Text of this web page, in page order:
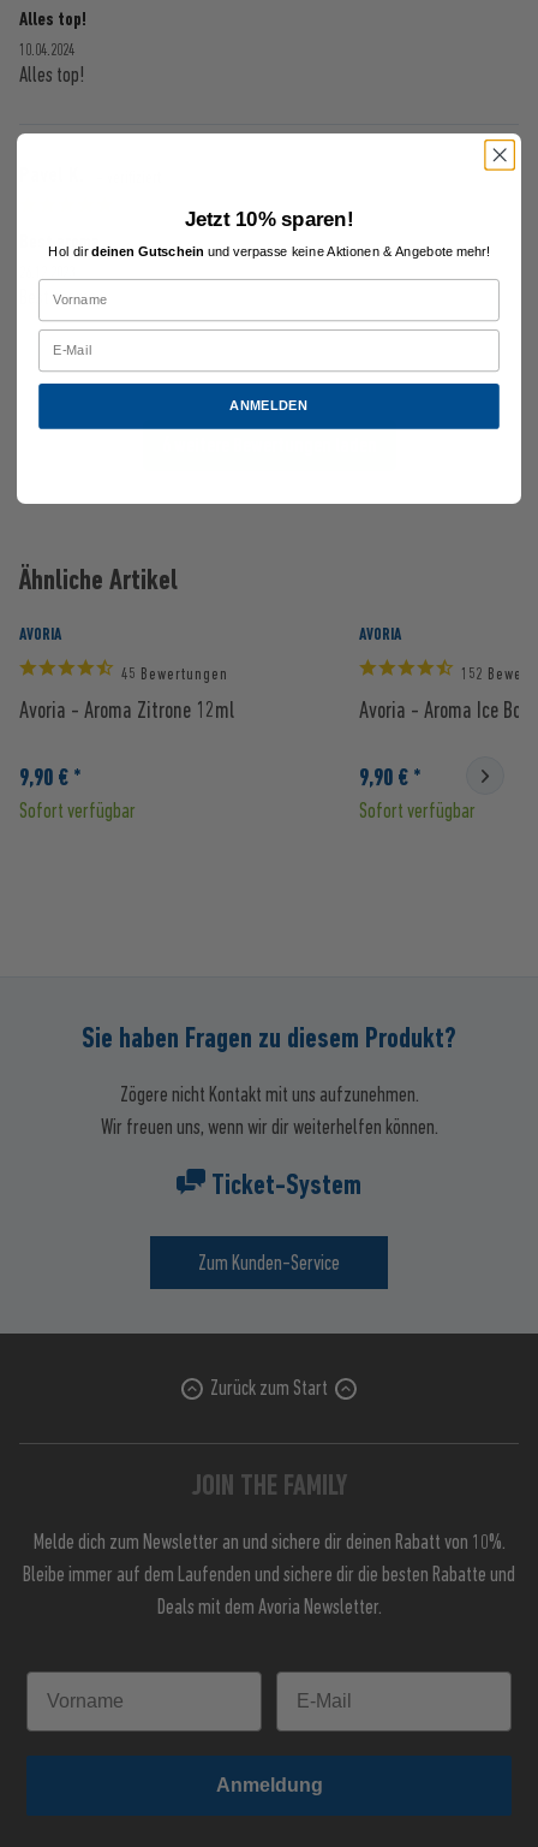
Alles top!
10.04.2024
Alles top!
Best aroma
Best aroma
Ähnliche Artikel
AVORIA
45 Bewertungen
Avoria - Aroma Zitrone 12ml
9,90 € *
Sofort verfügbar
AVORIA
152
Avoria - Aroma Ice
9,90 € *
Sofort verfügbar
Sie haben Fragen zu diesem Produkt?
Zögere nicht Kontakt mit uns aufzunehmen.
Wir freuen uns, wenn wir dir weiterhelfen können.
Ticket-System
Zum Kunden-Service
Zurück zum Start
JOIN THE FAMILY
Melde dich zum Newsletter an und sichere dir deinen Rabatt von 10%.
Bleibe immer auf dem Laufenden und sichere dir die besten Rabatte und
Deals mit dem Avoria Newsletter.
Anmeldung
Jetzt 10% sparen!
Hol dirdeinen Gutschein und verpasse keine Aktionen & Angebote mehr!
ANMELDEN